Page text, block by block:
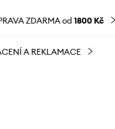
ZDARMA od 1800 Kč
A REKLAMACE